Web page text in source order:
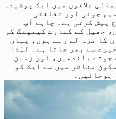
علاقوں میں ایک پوشیدہ
جوئی اور ثقافتی
پیش کرتی ہے۔ چاہے آپ
جھیل کے کنارے کیمپنگ کر
کا مزہ لے رہے ہوں، یہاں
سے بھر جاتا ہے۔ لہٰذا
جوتے باندھیں، اور زمین
مناظر میں سے ایک کو